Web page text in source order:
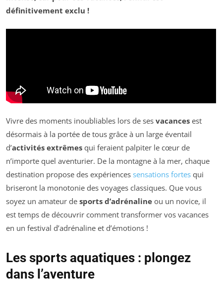
définitivement exclu !
Vivre des moments inoubliables lors de ses vacances est
désormais à la portée de tous grâce à un large éventail
d’activités extrêmes qui feraient palpiter le cœur de
n’importe quel aventurier. De la montagne à la mer, chaque
destination propose des expériences sensations fortes qui
briseront la monotonie des voyages classiques. Que vous
soyez un amateur de sports d’adrénaline ou un novice, il
est temps de découvrir comment transformer vos vacances
en un festival d’adrénaline et d’émotions !
Les sports aquatiques : plongez
dans l’aventure